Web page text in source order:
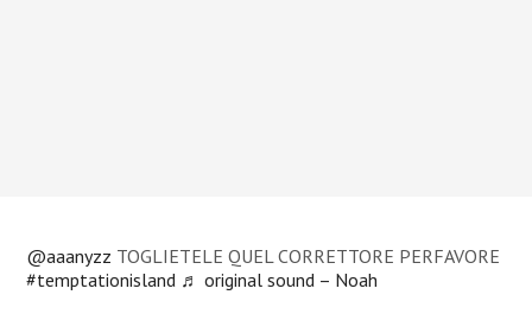
@aaanyzz TOGLIETELE QUEL CORRETTORE PERFAVORE
#temptationisland ♬ original sound – Noah